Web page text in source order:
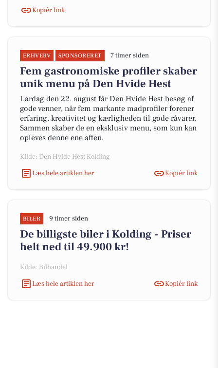
Kopiér link
ERHVERV SPONSORERET 7 timer siden
Fem gastronomiske profiler skaber
unik menu på Den Hvide Hest
Lørdag den 22. august får Den Hvide Hest besøg af
gode venner, når fem markante madprofiler forener
erfaring, kreativitet og kærligheden til gode råvarer.
Sammen skaber de en eksklusiv menu, som kun kan
opleves denne ene aften.
Kilde: Den Hvide Hest Kolding
Læs hele artiklen her
Kopiér link
BILER 9 timer siden
De billigste biler i Kolding - Priser
helt ned til 49.900 kr!
Kilde: Bilhandel
Læs hele artiklen her
Kopiér link